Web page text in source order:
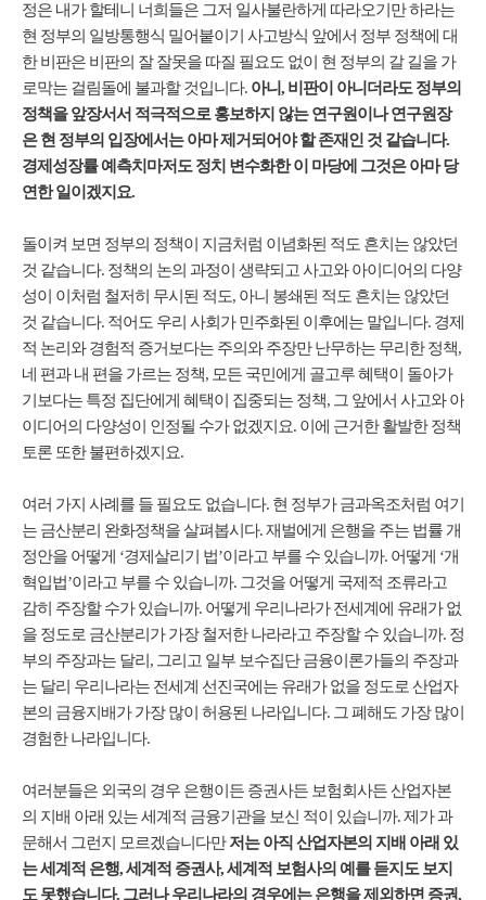
정은 내가 할테니 너희들은 그저 일사불란하게 따라오기만 하라는
현 정부의 일방통행식 밀어붙이기 사고방식 앞에서 정부 정책에 대
한 비판은 비판의 잘 잘못을 따질 필요도 없이 현 정부의 갈 길을 가
로막는 걸림돌에 불과할 것입니다. 아니, 비판이 아니더라도 정부의
정책을 앞장서서 적극적으로 홍보하지 않는 연구원이나 연구원장
은 현 정부의 입장에서는 아마 제거되어야 할 존재인 것 같습니다.
경제성장률 예측치마저도 정치 변수화한 이 마당에 그것은 아마 당
연한 일이겠지요.
돌이켜 보면 정부의 정책이 지금처럼 이념화된 적도 흔치는 않았던
것 같습니다. 정책의 논의 과정이 생략되고 사고와 아이디어의 다양
성이 이처럼 철저히 무시된 적도, 아니 봉쇄된 적도 흔치는 않았던
것 같습니다. 적어도 우리 사회가 민주화된 이후에는 말입니다. 경제
적 논리와 경험적 증거보다는 주의와 주장만 난무하는 무리한 정책,
네 편과 내 편을 가르는 정책, 모든 국민에게 골고루 혜택이 돌아가
기보다는 특정 집단에게 혜택이 집중되는 정책, 그 앞에서 사고와 아
이디어의 다양성이 인정될 수가 없겠지요. 이에 근거한 활발한 정책
토론 또한 불편하겠지요.
여러 가지 사례를 들 필요도 없습니다. 현 정부가 금과옥조처럼 여기
는 금산분리 완화정책을 살펴봅시다. 재벌에게 은행을 주는 법률 개
정안을 어떻게 ‘경제살리기 법’이라고 부를 수 있습니까. 어떻게 ‘개
혁입법’이라고 부를 수 있습니까. 그것을 어떻게 국제적 조류라고
감히 주장할 수가 있습니까. 어떻게 우리나라가 전세계에 유래가 없
을 정도로 금산분리가 가장 철저한 나라라고 주장할 수 있습니까. 정
부의 주장과는 달리, 그리고 일부 보수집단 금융이론가들의 주장과
는 달리 우리나라는 전세계 선진국에는 유래가 없을 정도로 산업자
본의 금융지배가 가장 많이 허용된 나라입니다. 그 폐해도 가장 많이
경험한 나라입니다.
여러분들은 외국의 경우 은행이든 증권사든 보험회사든 산업자본
의 지배 아래 있는 세계적 금융기관을 보신 적이 있습니까. 제가 과
문해서 그런지 모르겠습니다만저는 아직 산업자본의 지배 아래 있
는 세계적 은행, 세계적 증권사, 세계적 보험사의 예를 듣지도 보지
도 못했습니다. 그러나 우리나라의 경우에는 은행을 제외하면 증권,